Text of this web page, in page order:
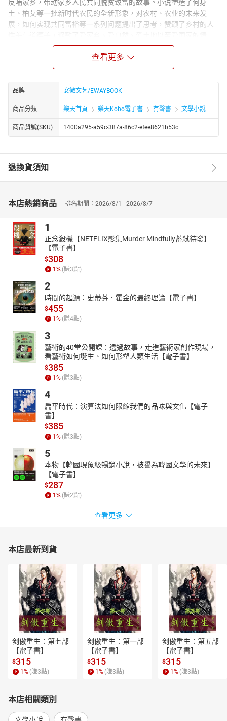
反哺家乡，带动家乡人民共同脱贫致富的故事。小说塑造了何身
土、柏艾等一批新时代农民的全新形象，对农村、农业的未来发
展，如何实现共同富裕等一系列问题提出了思考，赞颂了乡村的人
毕业于解放军南京政治学院。他创作领域广泛，成果丰硕。发表短
篇小说如《按方位角行动》《憨兵王二栓》等，中篇小说《有这样
一群军人》，散文《门前那片映山红》《故乡情思》等，报告文学
《饱蘸艰辛写入生》，还有诸多诗歌、杂文、理论文章及新闻作
品，并参与编写电视剧《黄崖洞保卫战》。其首部长篇小说《身土
诸多佳作 。
查看更多
品牌 安徽文艺/EWAYBOOK
商品分類 樂天首頁 樂天Kobo電子書 有聲書 文學小說
商品貨號(SKU) 1400a295-a59c-387a-86c2-efee8621b53c
退換貨須知
本店熱銷商品 排名期間：2026/8/1 - 2026/8/7
1
正念殺機【NETFLIX影集Murder Mindfully蓄弒待發】
【電子書】
$308
1 % (賺3點)
2
時間的起源：史蒂芬．霍金的最終理論【電子書】
$455
1 % (賺4點)
3
藝術的40堂公開課：透過故事，走進藝術家創作現場，
看藝術如何誕生、如何形塑人類生活【電子書】
$385
1 % (賺3點)
4
扁平時代：演算法如何限縮我們的品味與文化【電子
書】
$385
1 % (賺3點)
5
本物【韓國現象級暢銷小說，被譽為韓國文學的未來】
【電子書】
$287
1 % (賺2點)
查看更多
本店最新到貨
剑傲重生：第七部
【電子書】
$315
1 % (賺3點)
剑傲重生：第一部
【電子書】
$315
1 % (賺3點)
剑傲重生：第五部
【電子書】
$315
1 % (賺3點)
本店相關類別